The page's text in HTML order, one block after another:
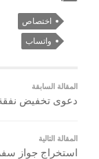
اختصاص
واتساب
المقالة السابقة
دعوى تخفيض نفقة
المقالة التالية
استخراج جواز